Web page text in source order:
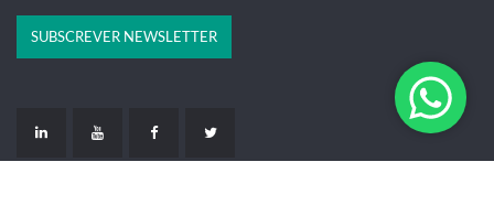
SUBSCREVER NEWSLETTER